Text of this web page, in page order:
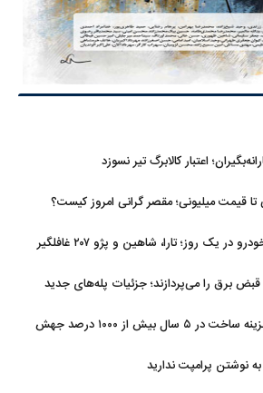
اعتبار کالابرگ تیر نسوزد
ریزش میلیونی قیمت خودرو در یک روز؛ تارا، شاهین و پژو ۲۰۷ غافلگیر
برق را می‌پردازند؛ جزئیات پله‌های جدید
شوک به بازار مسکن؛ هزینه ساخت در ۵ سال بیش از ۱۰۰۰ درصد جهش
نوشتن پرامپت ندارید